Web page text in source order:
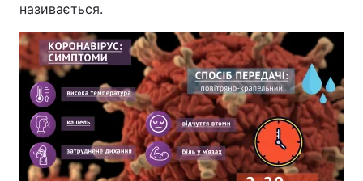
називається.